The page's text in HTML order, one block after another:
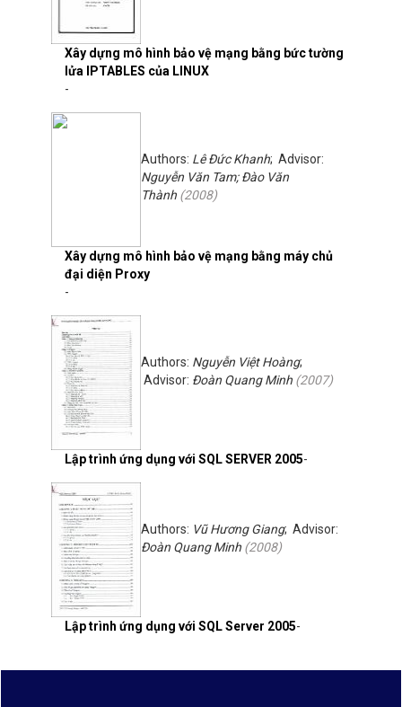
Xây dựng mô hình bảo vệ mạng bằng bức tường
lửa IPTABLES của LINUX
-
Xây dựng mô hình bảo vệ mạng bằng máy chủ
đại diện Proxy
Authors: Lê Đức Khanh; Advisor:
Nguyễn Văn Tam; Đào Văn
Thành (2008)
-
Lập trình ứng dụng với SQL SERVER 2005
Authors: Nguyễn Việt Hoàng;
Advisor: Đoàn Quang Minh (2007)
-
Lập trình ứng dụng với SQL Server 2005
Authors: Vũ Hương Giang; Advisor:
Đoàn Quang Minh (2008)
-